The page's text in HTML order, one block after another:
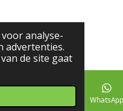
analyse-
advertenties.
de site gaat